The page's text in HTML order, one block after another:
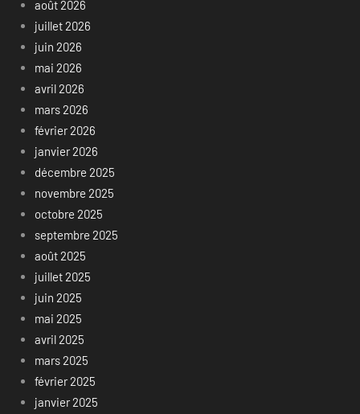
août 2026
juillet 2026
juin 2026
mai 2026
avril 2026
mars 2026
février 2026
janvier 2026
décembre 2025
novembre 2025
octobre 2025
septembre 2025
août 2025
juillet 2025
juin 2025
mai 2025
avril 2025
mars 2025
février 2025
janvier 2025